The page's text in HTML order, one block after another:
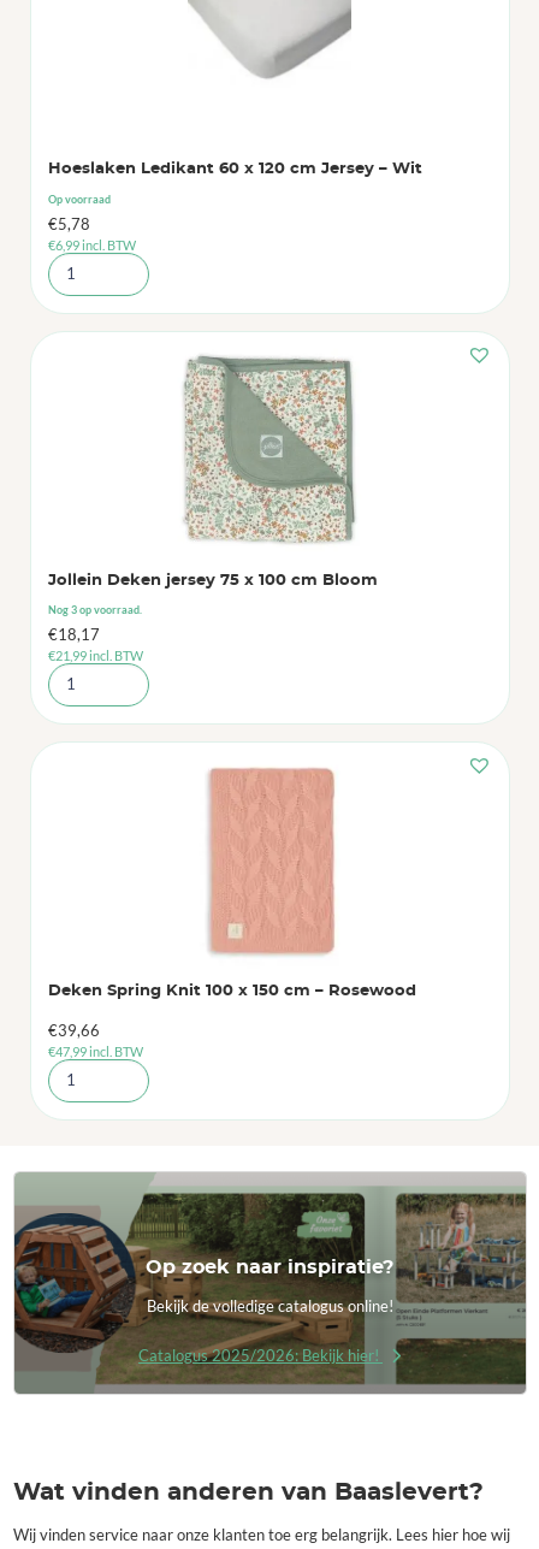
Hoeslaken Ledikant 60 x 120 cm Jersey – Wit
Op voorraad
€5,78
€6,99incl. BTW
Jollein Deken jersey 75 x 100 cm Bloom
Nog 3 op voorraad.
€18,17
€21,99incl. BTW
Deken Spring Knit 100 x 150 cm – Rosewood
€39,66
€47,99incl. BTW
Op zoek naar inspiratie?
Bekijk de volledige catalogus online!
Catalogus 2025/2026: Bekijk hier!
Wat vinden anderen van Baaslevert?
Wij vinden service naar onze klanten toe erg belangrijk. Lees hier hoe wij